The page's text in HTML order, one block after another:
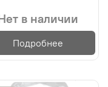
в наличии
Подробнее